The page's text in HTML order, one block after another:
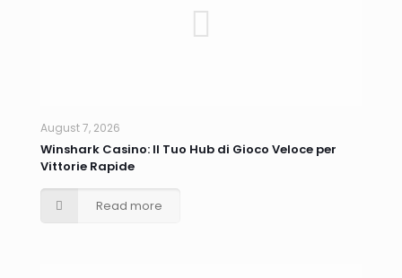
August 7, 2026
Winshark Casino: Il Tuo Hub di Gioco Veloce per
Vittorie Rapide
Read more